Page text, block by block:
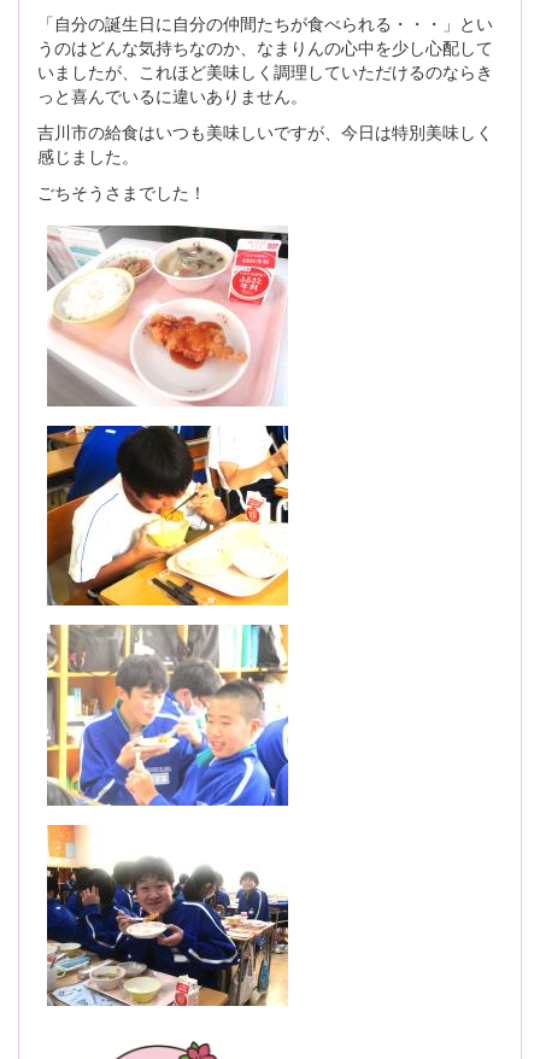
「自分の誕生日に自分の仲間たちが食べられる・・・」とい
うのはどんな気持ちなのか、なまりんの心中を少し心配して
いましたが、これほど美味しく調理していただけるのならき
っと喜んでいるに違いありません。
吉川市の給食はいつも美味しいですが、今日は特別美味しく
感じました。
ごちそうさまでした！